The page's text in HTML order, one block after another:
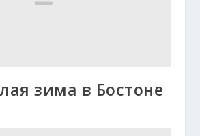
зима в Бостоне